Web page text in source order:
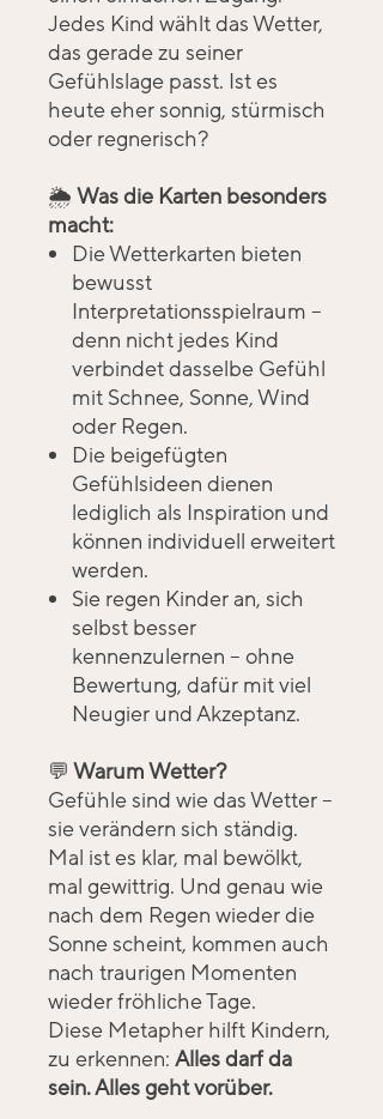
Jedes Kind wählt das Wetter,
das gerade zu seiner
Gefühlslage passt. Ist es
heute eher sonnig, stürmisch
oder regnerisch?
🌦 Was die Karten besonders
macht:
Die Wetterkarten bieten
bewusst
Interpretationsspielraum –
denn nicht jedes Kind
verbindet dasselbe Gefühl
mit Schnee, Sonne, Wind
oder Regen.
Die beigefügten
Gefühlsideen dienen
lediglich als Inspiration und
können individuell erweitert
werden.
Sie regen Kinder an, sich
selbst besser
kennenzulernen – ohne
Bewertung, dafür mit viel
Neugier und Akzeptanz.
💬 Warum Wetter?
Gefühle sind wie das Wetter –
sie verändern sich ständig.
Mal ist es klar, mal bewölkt,
mal gewittrig. Und genau wie
nach dem Regen wieder die
Sonne scheint, kommen auch
nach traurigen Momenten
wieder fröhliche Tage.
Diese Metapher hilft Kindern,
zu erkennen: Alles darf da
sein. Alles geht vorüber.